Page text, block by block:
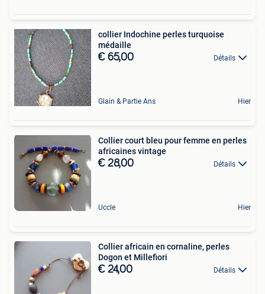
collier Indochine perles turquoise
médaille
€ 65,00 Détails
Glain & Partie Ans Hier
Collier court bleu pour femme en perles
africaines vintage
€ 28,00 Détails
Uccle Hier
Collier africain en cornaline, perles
Dogon et Millefiori
€ 24,00 Détails